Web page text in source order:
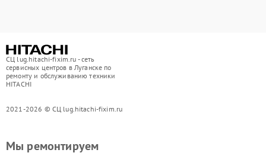
СЦ lug.hitachi-fixim.ru - сеть
сервисных центров в Луганске по
ремонту и обслуживанию техники
HITACHI
2021-2026 © СЦ lug.hitachi-fixim.ru
Мы ремонтируем